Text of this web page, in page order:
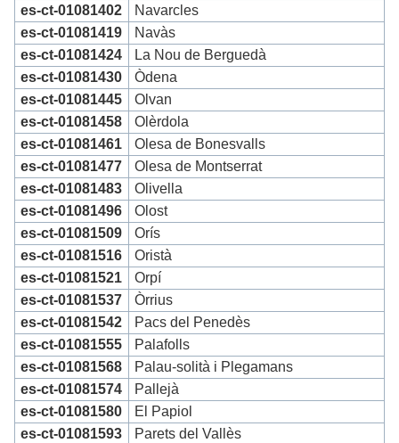
es-ct-01081402
Navarcles
es-ct-01081419
Navàs
es-ct-01081424
La Nou de Berguedà
es-ct-01081430
Òdena
es-ct-01081445
Olvan
es-ct-01081458
Olèrdola
es-ct-01081461
Olesa de Bonesvalls
es-ct-01081477
Olesa de Montserrat
es-ct-01081483
Olivella
es-ct-01081496
Olost
es-ct-01081509
Orís
es-ct-01081516
Oristà
es-ct-01081521
Orpí
es-ct-01081537
Òrrius
es-ct-01081542
Pacs del Penedès
es-ct-01081555
Palafolls
es-ct-01081568
Palau-solità i Plegamans
es-ct-01081574
Pallejà
es-ct-01081580
El Papiol
es-ct-01081593
Parets del Vallès